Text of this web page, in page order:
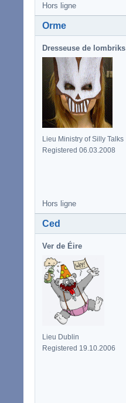
Hors ligne
Orme
Dresseuse de lombriks
Lieu Ministry of Silly Talks
Registered 06.03.2008
Hors ligne
Ced
Ver de Éire
Lieu Dublin
Registered 19.10.2006